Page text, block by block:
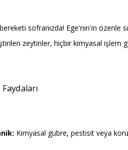
sofranızda! Ege'nin'in özenle
zeytinler, hiçbir kimyasal işlem
Kimyasal gübre, pestisit veya